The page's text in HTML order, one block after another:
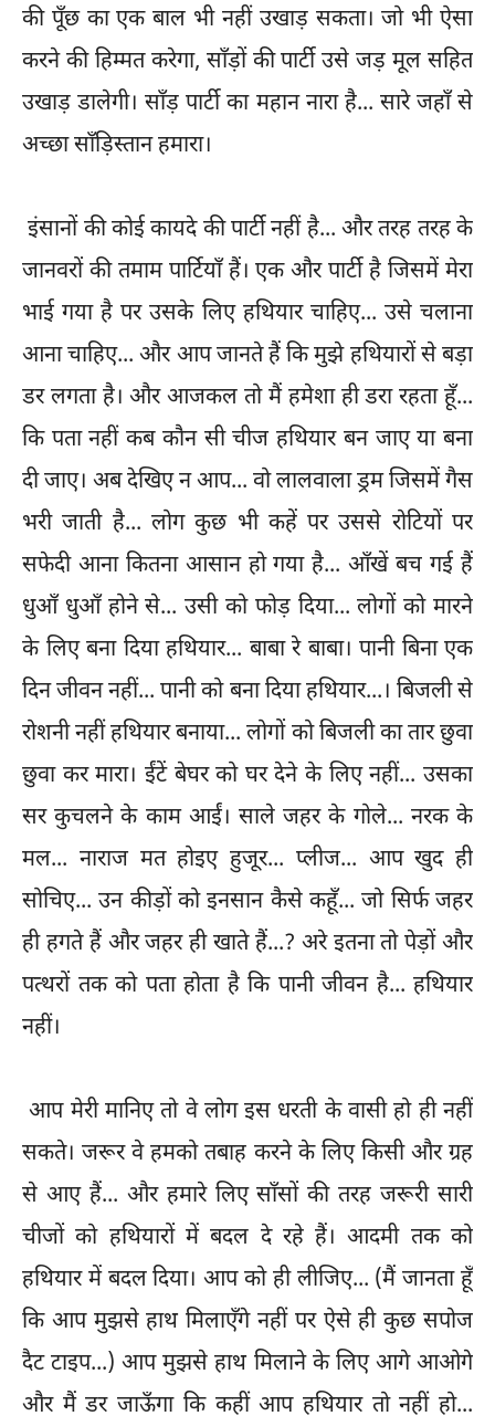
की पूँछ का एक बाल भी नहीं उखाड़ सकता। जो भी ऐसा
करने की हिम्मत करेगा, साँड़ों की पार्टी उसे जड़ मूल सहित
उखाड़ डालेगी। साँड़ पार्टी का महान नारा है... सारे जहाँ से
अच्छा साँड़िस्तान हमारा।
इंसानों की कोई कायदे की पार्टी नहीं है... और तरह तरह के
जानवरों की तमाम पार्टियाँ हैं। एक और पार्टी है जिसमें मेरा
भाई गया है पर उसके लिए हथियार चाहिए... उसे चलाना
आना चाहिए... और आप जानते हैं कि मुझे हथियारों से बड़ा
डर लगता है। और आजकल तो मैं हमेशा ही डरा रहता हूँ...
कि पता नहीं कब कौन सी चीज हथियार बन जाए या बना
दी जाए। अब देखिए न आप... वो लालवाला ड्रम जिसमें गैस
भरी जाती है... लोग कुछ भी कहें पर उससे रोटियों पर
सफेदी आना कितना आसान हो गया है... आँखें बच गई हैं
धुआँ धुआँ होने से... उसी को फोड़ दिया... लोगों को मारने
के लिए बना दिया हथियार... बाबा रे बाबा। पानी बिना एक
दिन जीवन नहीं... पानी को बना दिया हथियार...। बिजली से
रोशनी नहीं हथियार बनाया... लोगों को बिजली का तार छुवा
छुवा कर मारा। ईंटें बेघर को घर देने के लिए नहीं... उसका
सर कुचलने के काम आईं। साले जहर के गोले... नरक के
मल... नाराज मत होइए हुजूर... प्लीज... आप खुद ही
सोचिए... उन कीड़ों को इनसान कैसे कहूँ... जो सिर्फ जहर
ही हगते हैं और जहर ही खाते हैं...? अरे इतना तो पेड़ों और
पत्थरों तक को पता होता है कि पानी जीवन है... हथियार
नहीं।
आप मेरी मानिए तो वे लोग इस धरती के वासी हो ही नहीं
सकते। जरूर वे हमको तबाह करने के लिए किसी और ग्रह
से आए हैं... और हमारे लिए साँसों की तरह जरूरी सारी
चीजों को हथियारों में बदल दे रहे हैं। आदमी तक को
हथियार में बदल दिया। आप को ही लीजिए... (मैं जानता हूँ
कि आप मुझसे हाथ मिलाएँगे नहीं पर ऐसे ही कुछ सपोज
दैट टाइप...) आप मुझसे हाथ मिलाने के लिए आगे आओगे
और मैं डर जाऊँगा कि कहीं आप हथियार तो नहीं हो...